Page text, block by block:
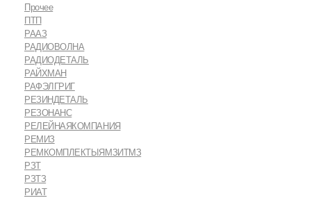
Прочее
ПТП
РААЗ
РАДИОВОЛНА
РАДИОДЕТАЛЬ
РАЙХМАН
РАФЭЛГРИГ
РЕЗИНДЕТАЛЬ
РЕЗОНАНС
РЕЛЕЙНАЯКОМПАНИЯ
РЕМИЗ
РЕМКОМПЛЕКТЫЯМЗИТМЗ
РЗТ
РЗТЗ
РИАТ